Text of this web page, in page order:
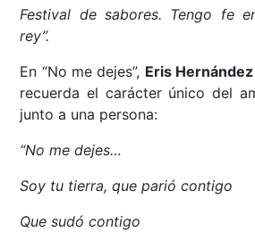
Festival de sabores. Tengo fe
rey”.
En “No me dejes”, Eris
recuerda el carácter único del
junto a una persona:
“No me dejes…
Soy tu tierra, que parió contigo
Que sudó contigo